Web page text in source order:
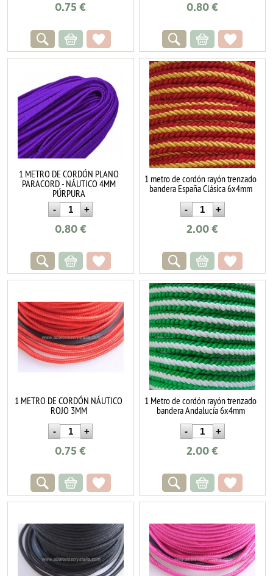
0.75 € 0.80 €
1 METRO DE CORDÓN PLANO
PARACORD - NÁUTICO 4MM
PÚRPURA
0.80€
1 metro de cordón rayón trenzado
bandera España Clásica 6x4mm
2.00 €
1 METRO DE CORDÓN NÁUTICO
ROJO 3MM
0.75 €
1 Metro de cordón rayón trenzado
bandera Andalucía 6x4mm
2.00 €